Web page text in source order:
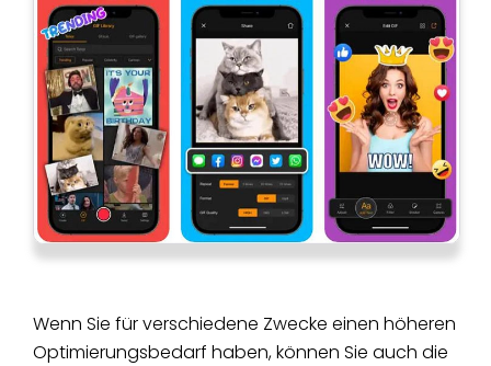
Wenn Sie für verschiedene Zwecke einen höheren
Optimierungsbedarf haben, können Sie auch die